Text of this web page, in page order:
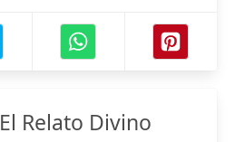
El Relato Divino